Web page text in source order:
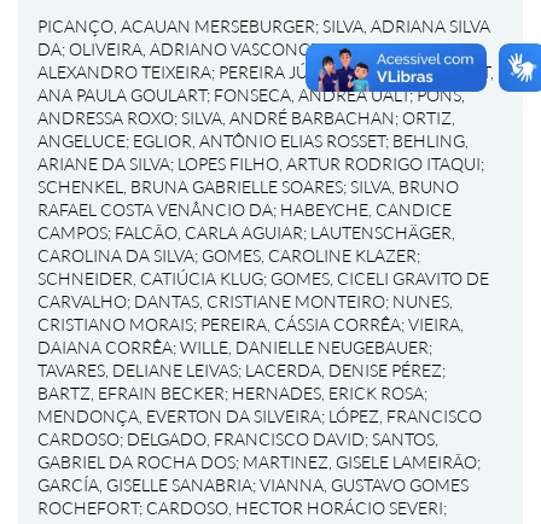
PICANÇO, ACAUAN MERSEBURGER;SILVA, ADRIANA SILVA
DA;OLIVEIRA, ADRIANO VASCONCELOS DE;GOMES,
ALEXANDRO TEIXEIRA; PEREIRA JÚNIOR, ALÉRCIO; BONAT,
ANA PAULA GOULART; FONSECA, ANDREA UALT;PONS,
ANDRESSA ROXO;SILVA, ANDRÉ BARBACHAN;ORTIZ,
ANGELUCE; EGLIOR, ANTÔNIO ELIAS ROSSET; BEHLING,
ARIANE DA SILVA; LOPES FILHO, ARTUR RODRIGO ITAQUI;
SCHENKEL, BRUNA GABRIELLE SOARES;SILVA, BRUNO
RAFAEL COSTA VENÂNCIO DA; HABEYCHE, CANDICE
CAMPOS; FALCÃO, CARLA AGUIAR; LAUTENSCHÄGER,
CAROLINA DA SILVA; GOMES, CAROLINE KLAZER;
SCHNEIDER, CATIÚCIA KLUG; GOMES, CICELI GRAVITO DE
CARVALHO; DANTAS, CRISTIANE MONTEIRO; NUNES,
CRISTIANO MORAIS; PEREIRA, CÁSSIA CORRÊA;VIEIRA,
DAIANA CORRÊA;WILLE, DANIELLE NEUGEBAUER;
TAVARES, DELIANE LEIVAS; LACERDA, DENISE PÉREZ;
BARTZ, EFRAIN BECKER; HERNADES, ERICK ROSA;
MENDONÇA, EVERTON DA SILVEIRA; LÓPEZ, FRANCISCO
CARDOSO; DELGADO, FRANCISCO DAVID;SANTOS,
GABRIEL DA ROCHA DOS; MARTINEZ, GISELE LAMEIRÃO;
GARCÍA, GISELLE SANABRIA;VIANNA, GUSTAVO GOMES
ROCHEFORT; CARDOSO, HECTOR HORÁCIO SEVERI;